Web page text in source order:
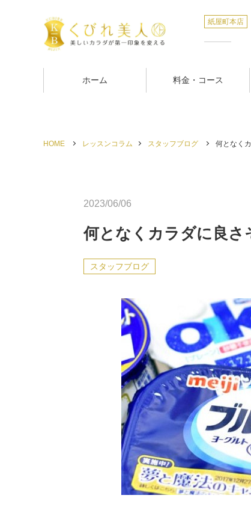
紙屋町本店
ホーム 料金・コース
HOME レッスンコラム スタッフブログ 何となく
2023/06/06
何となくカラダに良
スタッフブログ